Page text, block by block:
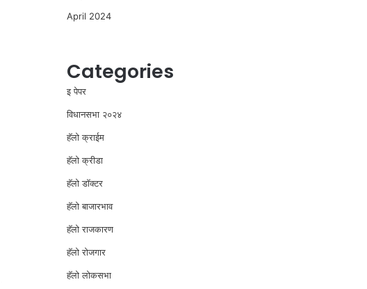
April 2024
Categories
इ पेपर
विधानसभा २०२४
⁠हॅलो क्राईम
हॅलो क्रीडा
हॅलो डॉक्टर
हॅलो बाजारभाव
हॅलो राजकारण
⁠हॅलो रोजगार
हॅलो लोकसभा